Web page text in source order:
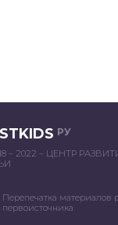
РУ
– 2022 – ЦЕНТР
Перепечатка материалов
первоисточника